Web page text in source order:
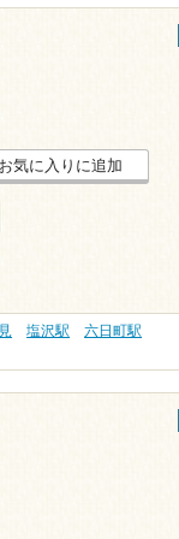
お気に入りに追加
塩沢駅
六日町駅